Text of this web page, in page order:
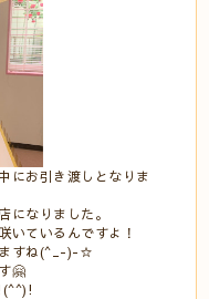
にお引き渡しとなりま
になりました。
いているんですよ！
ますね(^_-)-☆
🤗